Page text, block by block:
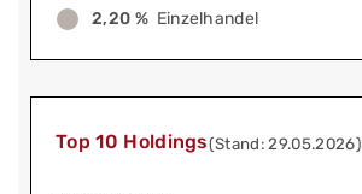
2,20 % Einzelhandel
Top 10 Holdings(Stand: 29.05.2026)